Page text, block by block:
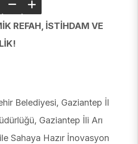
REFAH, İSTİHDAM VE
Belediyesi, Gaziantep İl
Gaziantep İli Arı
Sahaya Hazır İnovasyon